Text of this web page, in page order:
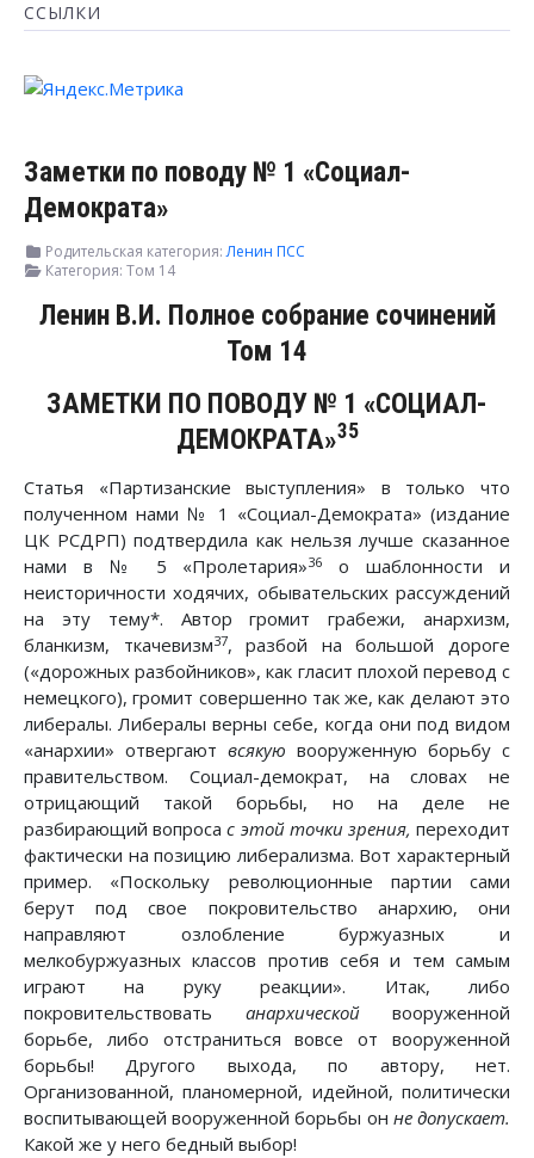
ССЫЛКИ
Заметки по поводу № 1 «Социал-
Демократа»
Родительская категория:Ленин ПСС
Категория: Том 14
Ленин В.И. Полное собрание сочинений
Том 14
ЗАМЕТКИ ПО ПОВОДУ № 1 «СОЦИАЛ-
ДЕМОКРАТА»35
Статья «Партизанские выступления» в только что
полученном нами № 1 «Социал-Демократа» (издание
ЦК РСДРП) подтвердила как нельзя лучше сказанное
нами в № 5 «Пролетария»36
о шаблонности и
неисторичности ходячих, обывательских рассуждений
на эту тему*. Автор громит грабежи, анархизм,
бланкизм, ткачевизм37, разбой на большой дороге
(«дорожных разбойников», как гласит плохой перевод с
немецкого), громит совершенно так же, как делают это
либералы. Либералы верны себе, когда они под видом
«анархии» отвергают всякую вооруженную борьбу с
правительством. Социал-демократ, на словах не
отрицающий такой борьбы, но на деле не
разбирающий вопросас этой точки зрения, переходит
фактически на позицию либерализма. Вот характерный
пример. «Поскольку революционные партии сами
берут под свое покровительство анархию, они
направляют озлобление буржуазных и
мелкобуржуазных классов против себя и тем самым
играют на руку реакции». Итак, либо
покровительствовать анархическойвооруженной
борьбе, либо отстраниться вовсе от вооруженной
борьбы! Другого выхода, по автору, нет.
Организованной, планомерной, идейной, политически
воспитывающей вооруженной борьбы он не допускает.
Какой же у него бедный выбор!